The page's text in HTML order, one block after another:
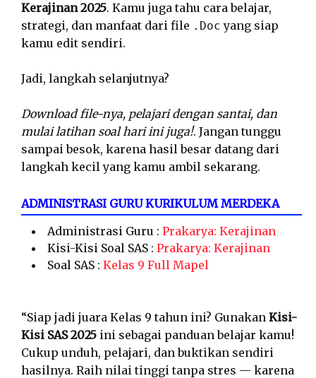
Kerajinan 2025. Kamu juga tahu cara belajar,
strategi, dan manfaat dari file .Doc yang siap
kamu edit sendiri.
Jadi, langkah selanjutnya?
Download file-nya, pelajari dengan santai, dan
mulai latihan soal hari ini juga!. Jangan tunggu
sampai besok, karena hasil besar datang dari
langkah kecil yang kamu ambil sekarang.
ADMINISTRASI GURU KURIKULUM MERDEKA
Administrasi Guru : Prakarya: Kerajinan
Kisi-Kisi Soal SAS : Prakarya: Kerajinan
Soal SAS : Kelas 9 Full Mapel
“Siap jadi juara Kelas 9 tahun ini? Gunakan Kisi-
Kisi SAS 2025 ini sebagai panduan belajar kamu!
Cukup unduh, pelajari, dan buktikan sendiri
hasilnya. Raih nilai tinggi tanpa stres — karena